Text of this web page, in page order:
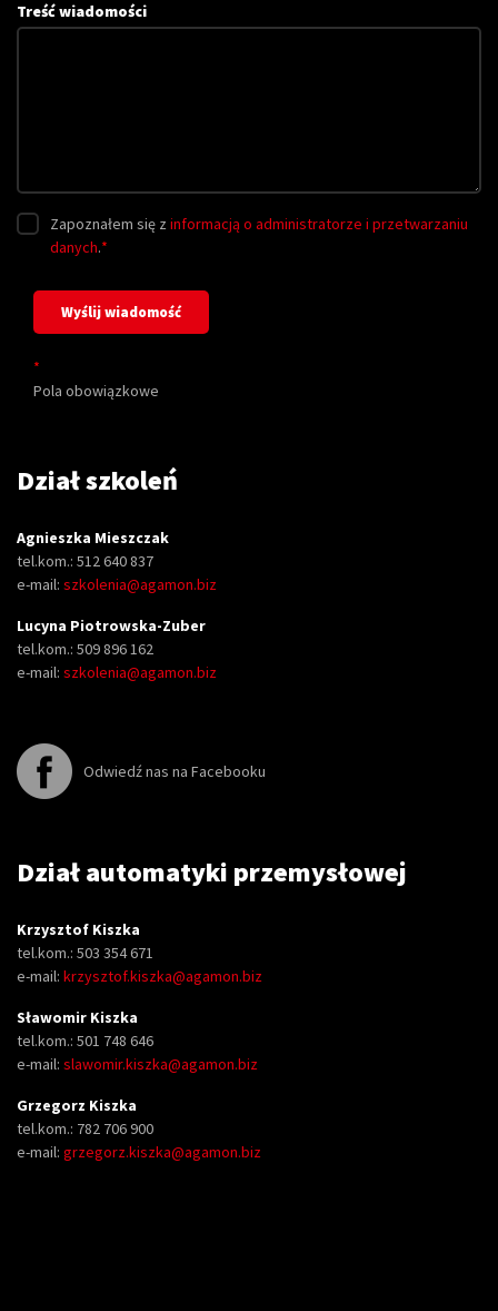
Treść wiadomości
Zapoznałem się z informacją o administratorze i przetwarzaniu
danych.*
*
Pola obowiązkowe
Dział szkoleń
Agnieszka Mieszczak
tel.kom.: 512 640 837
e-mail: szkolenia@agamon.biz
Lucyna Piotrowska-Zuber
tel.kom.: 509 896 162
e-mail: szkolenia@agamon.biz
Odwiedź nas na Facebooku
Dział automatyki przemysłowej
Krzysztof Kiszka
tel.kom.: 503 354 671
e-mail: krzysztof.kiszka@agamon.biz
Sławomir Kiszka
tel.kom.: 501 748 646
e-mail: slawomir.kiszka@agamon.biz
Grzegorz Kiszka
tel.kom.: 782 706 900
e-mail: grzegorz.kiszka@agamon.biz